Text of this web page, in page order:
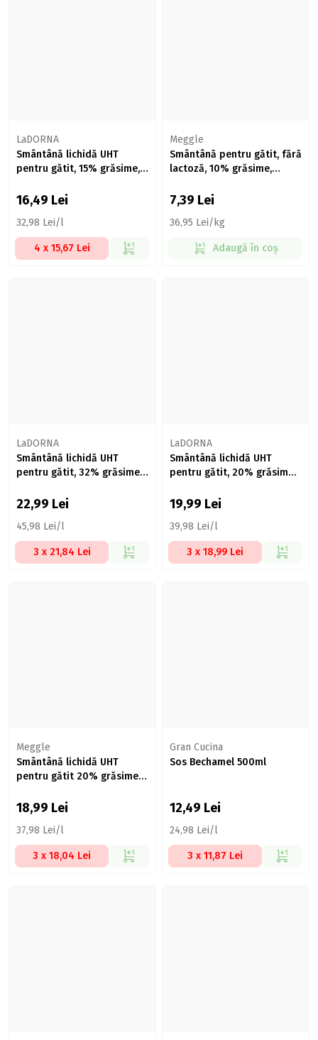
LaDORNA
Smântână lichidă UHT
pentru gătit, 15% grăsime,
16,49 Lei
32,98 Lei/l
4 x 15,67 Lei
Meggle
Smântână pentru gătit, fără
lactoză, 10% grăsime,
7,39 Lei
36,95 Lei/kg
Adaugă în coș
LaDORNA
Smântână lichidă UHT
pentru gătit, 32% grăsime,
22,99 Lei
45,98 Lei/l
3 x 21,84 Lei
LaDORNA
Smântână lichidă UHT
pentru gătit, 20% grăsime,
19,99 Lei
39,98 Lei/l
3 x 18,99 Lei
Meggle
Smântână lichidă UHT
pentru gătit 20% grăsime
18,99 Lei
37,98 Lei/l
3 x 18,04 Lei
Gran Cucina
Sos Bechamel 500ml
12,49 Lei
24,98 Lei/l
3 x 11,87 Lei